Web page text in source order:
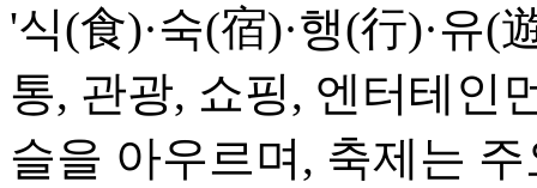
'식(食)·숙(宿)·행(行)·유(
통, 관광, 쇼핑, 엔터테인
슬을 아우르며, 축제는